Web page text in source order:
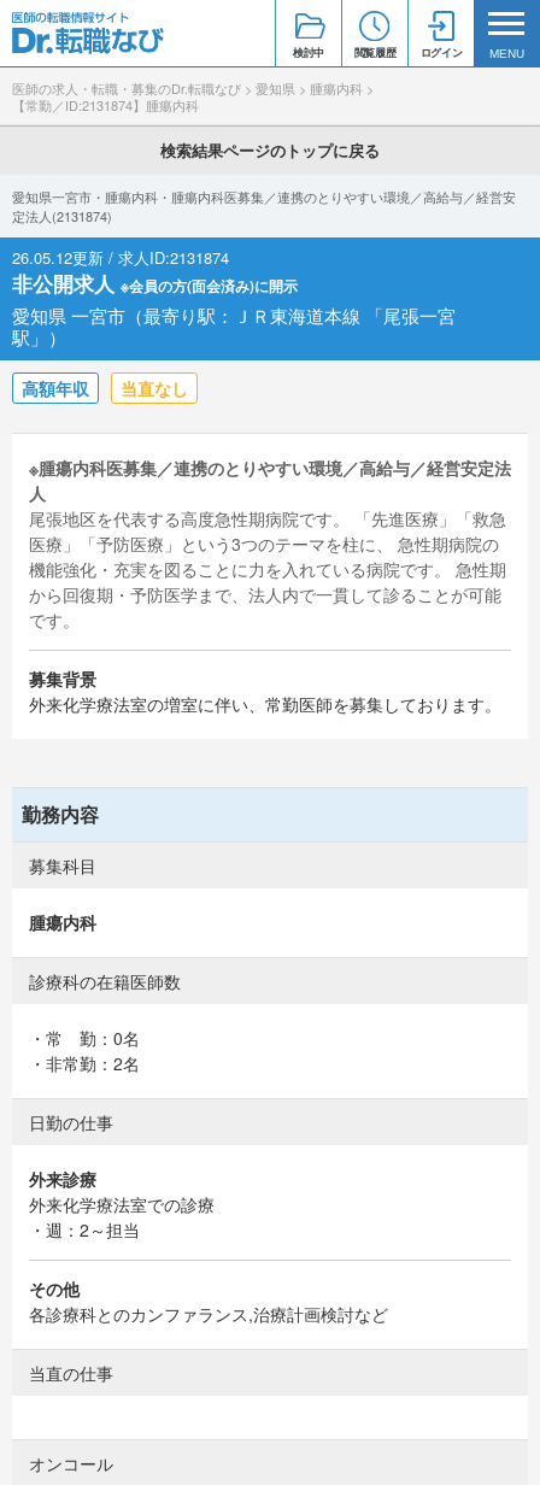
検討中 閲覧履歴 ログイン MENU
医師の求人・転職・募集のDr.転職なび > 愛知県 > 腫瘍内科 >
【常勤／ID:2131874】腫瘍内科
検索結果ページのトップに戻る
愛知県一宮市・腫瘍内科・腫瘍内科医募集／連携のとりやすい環境／高給与／経営安
定法人(2131874)
26.05.12更新 / 求人ID:2131874
非公開求人 ※会員の方(面会済み)に開示
愛知県 一宮市（最寄り駅：ＪＲ東海道本線 「尾張一宮
駅」）
高額年収 当直なし
※腫瘍内科医募集／連携のとりやすい環境／高給与／経営安定法
人
尾張地区を代表する高度急性期病院です。 「先進医療」「救急
医療」「予防医療」という3つのテーマを柱に、 急性期病院の
機能強化・充実を図ることに力を入れている病院です。 急性期
から回復期・予防医学まで、法人内で一貫して診ることが可能
です。
募集背景
外来化学療法室の増室に伴い、常勤医師を募集しております。
勤務内容
募集科目
腫瘍内科
診療科の在籍医師数
・常 勤：0名
・非常勤：2名
日勤の仕事
外来診療
外来化学療法室での診療
・週：2～担当
その他
各診療科とのカンファランス,治療計画検討など
当直の仕事
オンコール